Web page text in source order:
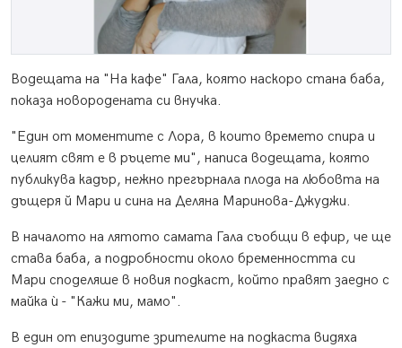
Водещата на "На кафе" Гала, която наскоро стана баба,
показа новородената си внучка.
"Един от моментите с Лора, в които времето спира и
целият свят е в ръцете ми", написа водещата, която
публикува кадър, нежно прегърнала плода на любовта на
дъщеря й Мари и сина на Деляна Маринова-Джуджи.
В началото на лятото самата Гала съобщи в ефир, че ще
става баба, а подробности около бременността си
Мари споделяше в новия подкаст, който правят заедно с
майка ѝ - "Кажи ми, мамо".
В един от епизодите зрителите на подкаста видяха